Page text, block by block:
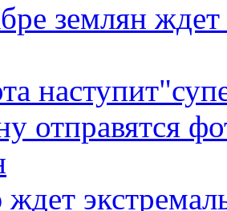
землян
отправятся